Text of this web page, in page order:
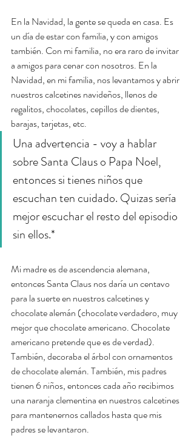
En la Navidad, la gente se queda en casa. Es
un día de estar con familia, y con amigos
también. Con mi familia, no era raro de invitar
a amigos para cenar con nosotros. En la
Navidad, en mi familia, nos levantamos y abrir
nuestros calcetines navideños, llenos de
regalitos, chocolates, cepillos de dientes,
barajas, tarjetas, etc.
Una advertencia - voy a hablar
sobre Santa Claus o Papa Noel,
entonces si tienes niños que
escuchan ten cuidado. Quizas sería
mejor escuchar el resto del episodio
sin ellos.*
Mi madre es de ascendencia alemana,
entonces Santa Claus nos daría un centavo
para la suerte en nuestros calcetines y
chocolate alemán (chocolate verdadero, muy
mejor que chocolate americano. Chocolate
americano pretende que es de verdad).
También, decoraba el árbol con ornamentos
de chocolate alemán. También, mis padres
tienen 6 niños, entonces cada año recibimos
una naranja clementina en nuestros calcetines
para mantenernos callados hasta que mis
padres se levantaron.